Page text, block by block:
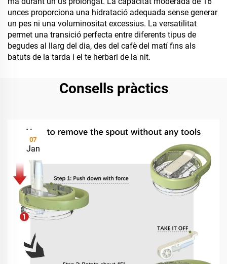
unces proporciona una hidratació adequada sense generar
un pes ni una voluminositat excessius. La versatilitat
permet una transició perfecta entre diferents tipus de
begudes al llarg del dia, des del cafè del matí fins als
batuts de la tarda i el te herbari de la nit.
Consells pràctics
07
Jan